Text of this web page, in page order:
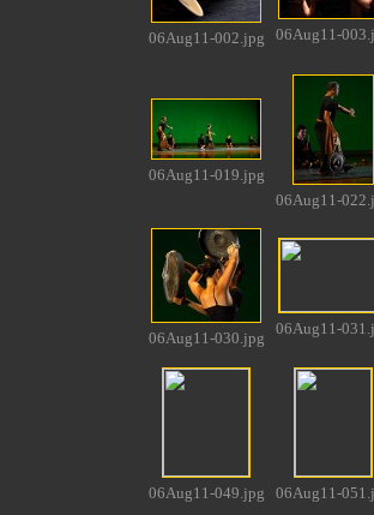
06Aug11-002.jpg 06Aug11-
06Aug11-019.jpg
06Aug11-
06Aug11-030.jpg
06Aug11-
06Aug11-049.jpg 06Aug11-